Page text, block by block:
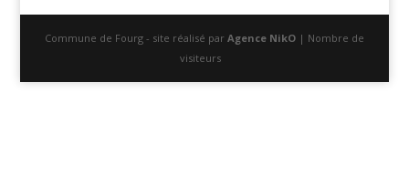
Commune de Fourg - site réalisé par Agence NikO| Nombre de
visiteurs